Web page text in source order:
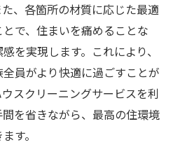
もたらす健康効果
ビスの魅力
る岡山市南区浦安本町の理
たらす安心感
掃の関係
、各箇所の材質に応じた最適
で、住まいを痛めることな
を実現します。これにより、
員がより快適に過ごすことが
スクリーニングサービスを利
を省きながら、最高の住環境
す。